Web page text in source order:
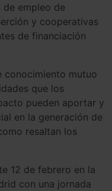
de empleo de
y cooperativas
de financiación
conocimiento mutuo
que los
pueden aportar y
en la generación de
resaltan los
12 de febrero en la
con una jornada